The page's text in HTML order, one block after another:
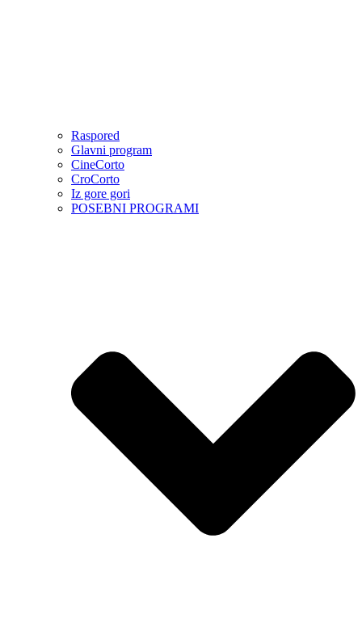
Raspored
Glavni program
CineCorto
CroCorto
Iz gore gori
POSEBNI PROGRAMI